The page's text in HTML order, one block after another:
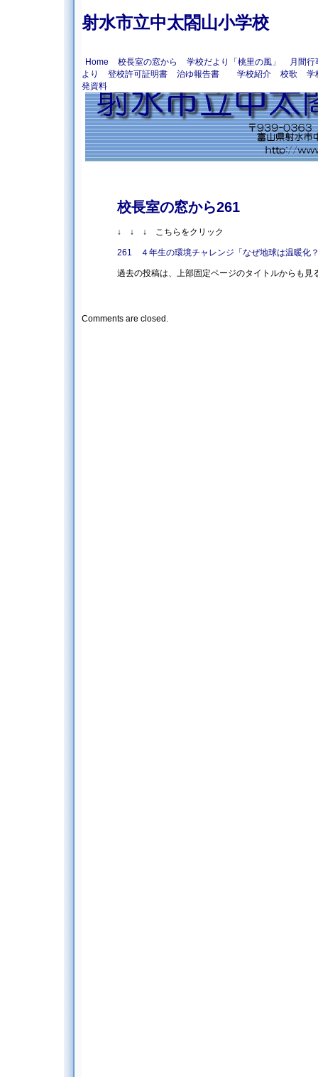
射水市立中太閤山小学校
Home 校長室の窓から 学校だより「桃里の風」
月間行
より
登校許可証明書 治ゆ報告書 学校紹介 校歌
学
発資料
校長室の窓から261
↓ ↓ ↓ こちらをクリック
261 ４年生の環境チャレンジ「なぜ地球は温暖化
過去の投稿は、上部固定ページのタイトルからも見
Comments are closed.